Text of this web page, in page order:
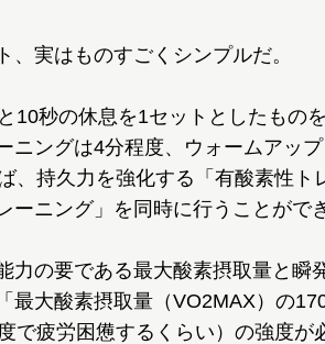
実はものすごくシンプルだ。
10秒の休息を1セットとしたもの
ニングは4分程度、ウォームアッ
、持久力を強化する「有酸素性ト
ーニング」を同時に行うことがで
の要である最大酸素摂取量と瞬
最大酸素摂取量（VO2MAX）の
で疲労困憊するくらい）の強度